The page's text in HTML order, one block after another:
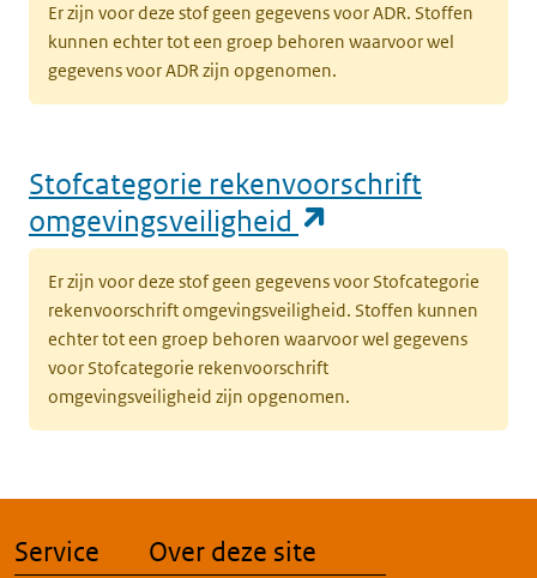
Er zijn voor deze stof geen gegevens voor ADR. Stoffen
kunnen echter tot een groep behoren waarvoor wel
gegevens voor ADR zijn opgenomen.
Stofcategorie rekenvoorschrift
omgevingsveiligheid
Er zijn voor deze stof geen gegevens voor Stofcategorie
rekenvoorschrift omgevingsveiligheid. Stoffen kunnen
echter tot een groep behoren waarvoor wel gegevens
voor Stofcategorie rekenvoorschrift
omgevingsveiligheid zijn opgenomen.
Service Over deze site